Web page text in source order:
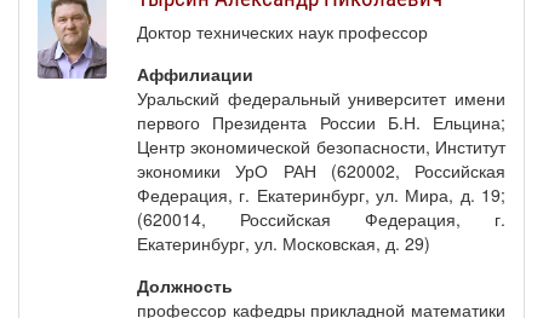
Доктор технических наук профессор
Аффилиации
Уральский федеральный университет имени
первого Президента России Б.Н. Ельцина;
Центр экономической безопасности, Институт
экономики УрО РАН (620002, Российская
Федерация, г. Екатеринбург, ул. Мира, д. 19;
(620014, Российская Федерация, г.
Екатеринбург, ул. Московская, д. 29)
Должность
профессор кафедры прикладной математики